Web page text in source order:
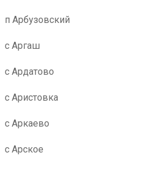
п Арбузовский
с Аргаш
с Ардатово
с Аристовка
с Аркаево
с Арское